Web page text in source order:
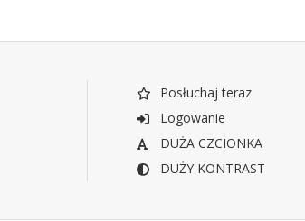
Posłuchaj teraz
Logowanie
DUŻA CZCIONKA
DUŻY KONTRAST